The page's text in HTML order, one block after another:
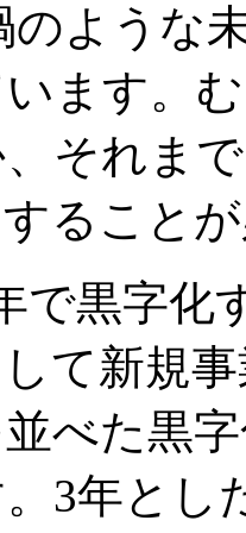
のような
ます。
それま
ること
で黒字化
て新規
べた黒
3年とし